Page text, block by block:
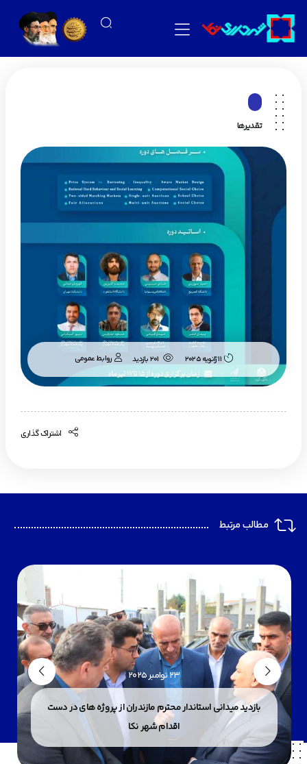
تقدیرها
11 ژانویه 2025 روابط عمومی
اشتراک گذاری
مطالب مرتبط
23 نوامبر 2025
بازدید میدانی استاندار محترم مازندران از پروژه های در دست
اقدام شهر نکا